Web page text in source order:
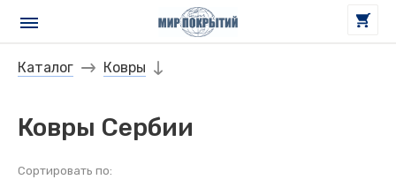
Каталог Ковры
Ковры Сербии
Сортировать по: